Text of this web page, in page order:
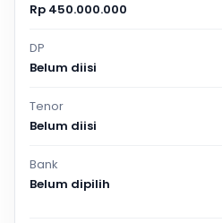
Rp 450.000.000
DP
Belum diisi
Tenor
Belum diisi
Bank
Belum dipilih